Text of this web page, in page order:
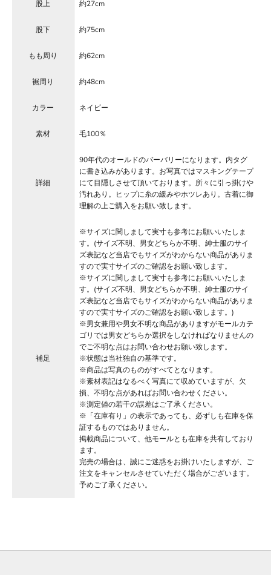
股上 約27cm
股下 約75cm
もも周り 約62cm
裾周り 約48cm
カラー ネイビー
素材 毛100％
詳細
90年代のオールドのバーバリーになります。内タグ
に書き込みがあります。お写真ではマスキングテープ
にて目隠しさせて頂いております。所々に引っ掛けや
汚れあり。ヒップに糸の緩みやホツレあり。古着に御
理解の上ご購入をお願い致します。
補足
※サイズに関しまして実寸も参考にお願いいたしま
す。(サイズ不明、男女どちらか不明、紳士服のサイ
ズ表記など当店でもサイズがわからない商品がありま
すので実寸サイズのご確認をお願い致します。
※サイズに関しまして実寸も参考にお願いいたしま
す。(サイズ不明、男女どちらか不明、紳士服のサイ
ズ表記など当店でもサイズがわからない商品がありま
すので実寸サイズのご確認をお願い致します。)
※男女兼用や男女不明な商品がありますがモールカテ
ゴリでは男女どちらか選択をしなければなりませんの
でご不明な点はお問い合わせお願い致します。
※状態は当社独自の基準です。
※商品は写真のものがすべてとなります。
※素材表記はなるべく写真にて収めていますが、欠
損、不明な点があればお問い合わせください。
※測定値の若干の誤差はご了承ください。
※「在庫有り」の表示であっても、必ずしも在庫を保
証するものではありません。
掲載商品について、他モールとも在庫を共有しており
ます。
完売の場合は、誠にご迷惑をお掛けいたしますが、ご
注文をキャンセルさせていただく場合がございます。
予めご了承ください。